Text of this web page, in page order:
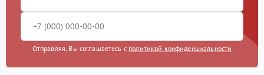
Отправляя, Вы соглашаетесь с политикой конфиденциальности